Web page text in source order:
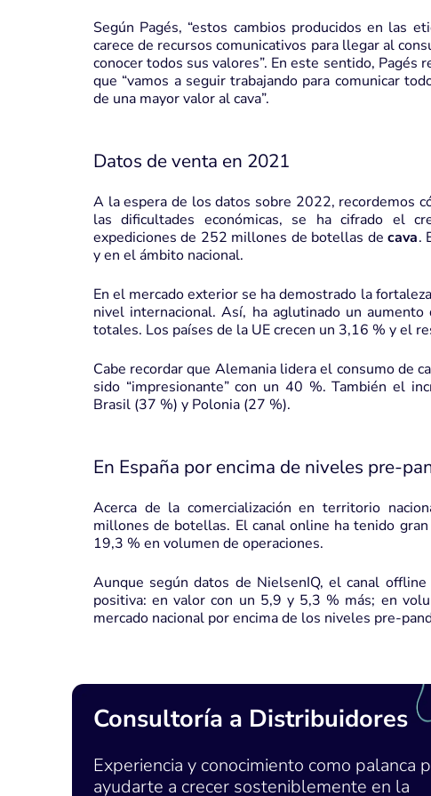
Según Pagés, “estos cambios producidos en las
carece de recursos comunicativos para llegar al
conocer todos sus valores”. En este sentido,
que “vamos a seguir trabajando para comunicar
de una mayor valor al cava”.
Datos de venta en 2021
A la espera de los datos sobre 2022, recordemos
las dificultades económicas, se ha cifrado el
expediciones de 252 millones de botellas de cava.
y en el ámbito nacional.
En el mercado exterior se ha demostrado la
nivel internacional. Así, ha aglutinado un
totales. Los países de la UE crecen un 3,16 % y el
Cabe recordar que Alemania lidera el consumo de
sido “impresionante” con un 40 %. También el
Brasil (37 %) y Polonia (27 %).
En España por encima de niveles pre-
Acerca de la comercialización en territorio
millones de botellas. El canal online ha tenido
19,3 % en volumen de operaciones.
Aunque según datos de NielsenIQ, el canal
positiva: en valor con un 5,9 y 5,3 % más; en
mercado nacional por encima de los niveles pre-
Consultoría a Distribuidores
Experiencia y conocimiento como palanca
ayudarte a crecer sosteniblemente en la